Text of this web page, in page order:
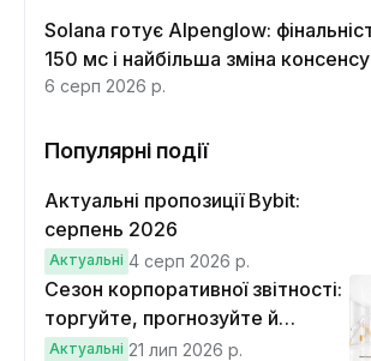
Solana готує Alpenglow:
150 мс і найбільша зміна
6 серп 2026 р.
Популярні події
Актуальні пропозиції Bybit:
серпень 2026
Актуальні 4 серп 2026 р.
Сезон корпоративної звітності:
торгуйте, прогнозуйте й
вигравайте Cybertruck
Актуальні 21 лип 2026 р.